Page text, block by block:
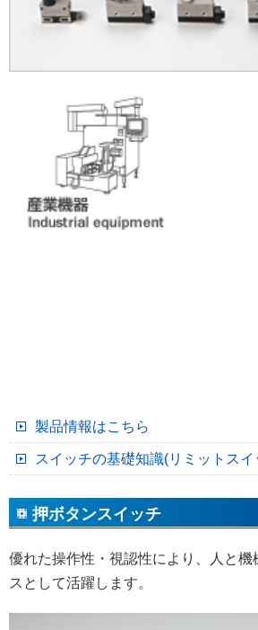
製品情報はこちら
スイッチの基礎知識(リミットスイ
押ボタンスイッチ
優れた操作性・視認性により、人と機
スとして活躍します。